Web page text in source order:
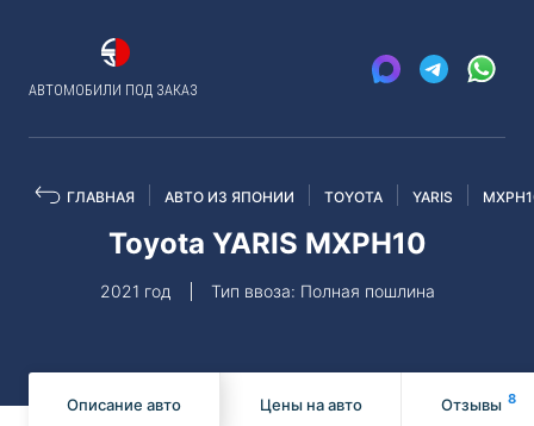
АВТОМОБИЛИ ПОД ЗАКАЗ
ГЛАВНАЯ АВТО ИЗ ЯПОНИИ TOYOTA YARIS
Toyota YARIS MXPH10
2021 год Тип ввоза: Полная пошлина
Описание авто Цены на авто Отзывы 8